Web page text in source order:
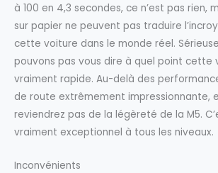
à 100 en 4,3 secondes, ce n’est pas rien,
sur papier ne peuvent pas traduire
cette voiture dans le monde réel.
pouvons pas vous dire à quel point cette
vraiment rapide. Au-delà des
de route extrêmement impressionnante,
reviendrez pas de la légèreté de la M5.
vraiment exceptionnel à tous les niveaux.
Inconvénients